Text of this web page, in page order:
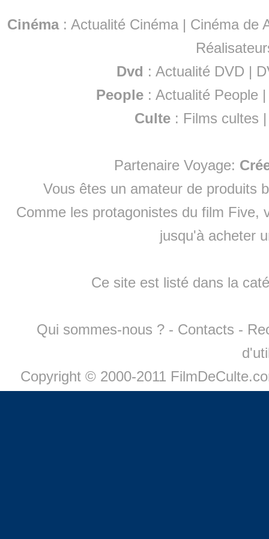
Cinéma: Actualité Cinéma | Cinéma de
Dvd : Actualité DVD |
People :Actualité People
Culte : Films cultes
Partenaire Voyage:
Vous êtes un amateur de produits
Comme les protagonistes du film Five,
jusqu'à acheter
Ce site est listé dans la
Qui sommes-nous ? - Contacts -
Copyright © 2000-2011